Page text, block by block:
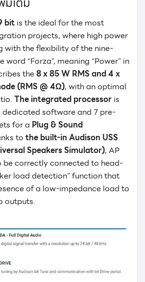
bitis the ideal for the most
projects, where high power
with the flexibility of the nine-
word “Forza”, meaning “Power” in
the8 x 85 W RMS and 4 x
(RMS @ 4Ω), with an optimal
The integrated processor is
software and 7 pre-
for a Plug & Sound
to the built-in Audison USS
Speakers Simulator), AP
be correctly connected to head-
load detection” function that
of a low-impedance load to
outputs.